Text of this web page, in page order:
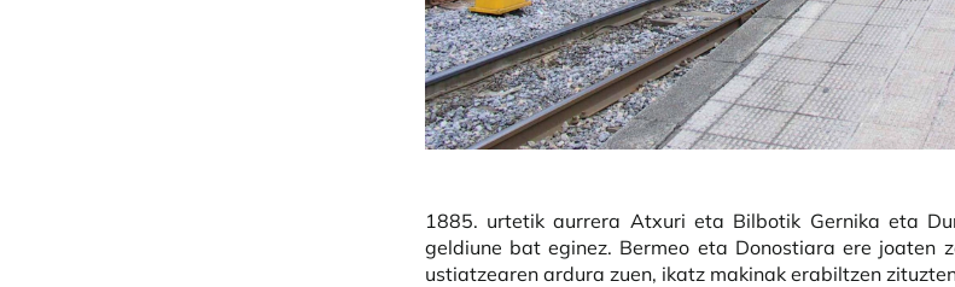
1885. urtetik aurrera Atxuri eta Bilbotik Gernika eta
geldiune bat eginez. Bermeo eta Donostiara ere joaten
ustiatzearen ardura zuen, ikatz makinak erabiltzen